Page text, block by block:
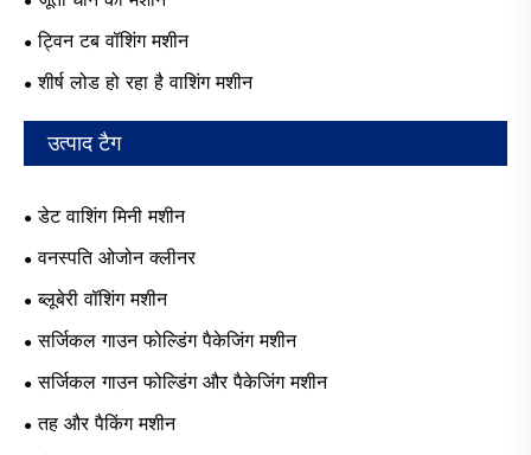
ट्विन टब वॉशिंग मशीन
शीर्ष लोड हो रहा है वाशिंग मशीन
उत्पाद टैग
डेट वाशिंग मिनी मशीन
वनस्पति ओजोन क्लीनर
ब्लूबेरी वॉशिंग मशीन
सर्जिकल गाउन फोल्डिंग पैकेजिंग मशीन
सर्जिकल गाउन फोल्डिंग और पैकेजिंग मशीन
तह और पैकिंग मशीन